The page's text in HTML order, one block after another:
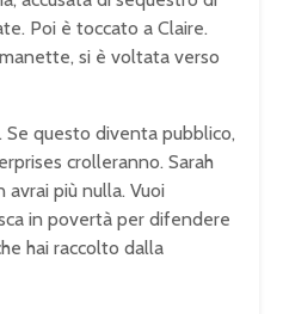
Poi è toccato a Claire.
si è voltata verso
Se questo diventa pubblico,
crolleranno. Sarah
avrai più nulla. Vuoi
in povertà per difendere
hai raccolto dalla